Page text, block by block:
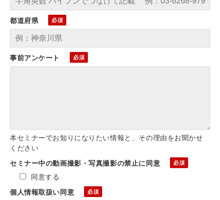
都道府県
事前アンケート
本セミナーでお知りになりたい情報と、その理由をお聞かせ
ください
セミナー中の動画撮影・写真撮影の禁止に同意
同意する
個人情報取扱い同意